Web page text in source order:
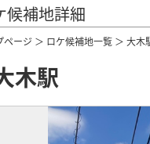
候補地詳細
ページ ＞ ロケ候補地一覧 ＞ 大木
木駅